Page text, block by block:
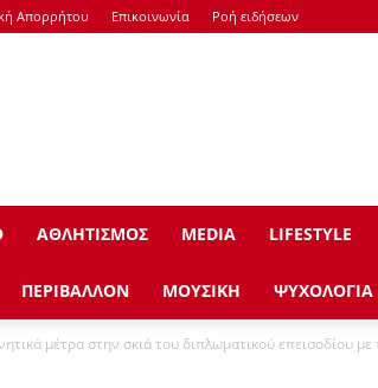
Απορρήτου Επικοινωνία Ροή ειδήσεων
ΑΘΛΗΤΙΣΜΟΣ ΜEDIA LIFESTYLE
ΠΕΡΙΒΑΛΛΟΝ ΜΟΥΣΙΚΗ ΨΥΧΟΛΟΓΙΑ
μέτρα στην σκιά του διπλωματικού επεισοδίου